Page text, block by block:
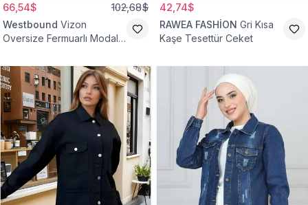
66,54$ 102,68$
Westbound Vizon
Oversize Fermuarlı Modal
42,74$
RAWEA FASHİON Gri Kısa
Kaşe Tesettür Ceket